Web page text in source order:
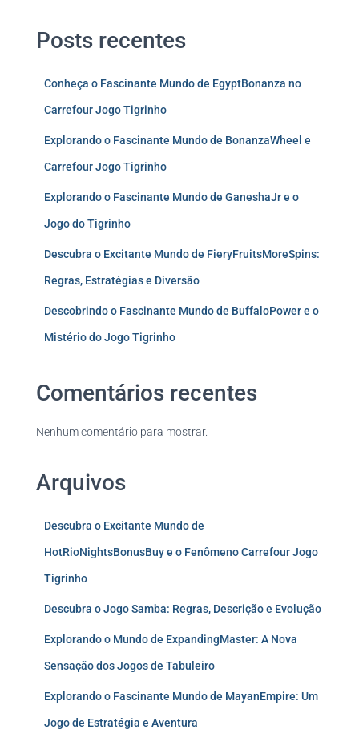
Posts recentes
Conheça o Fascinante Mundo de EgyptBonanza no
Carrefour Jogo Tigrinho
Explorando o Fascinante Mundo de BonanzaWheel e
Carrefour Jogo Tigrinho
Explorando o Fascinante Mundo de GaneshaJr e o
Jogo do Tigrinho
Descubra o Excitante Mundo de FieryFruitsMoreSpins:
Regras, Estratégias e Diversão
Descobrindo o Fascinante Mundo de BuffaloPower e o
Mistério do Jogo Tigrinho
Comentários recentes
Nenhum comentário para mostrar.
Arquivos
Descubra o Excitante Mundo de
HotRioNightsBonusBuy e o Fenômeno Carrefour Jogo
Tigrinho
Descubra o Jogo Samba: Regras, Descrição e Evolução
Explorando o Mundo de ExpandingMaster: A Nova
Sensação dos Jogos de Tabuleiro
Explorando o Fascinante Mundo de MayanEmpire: Um
Jogo de Estratégia e Aventura